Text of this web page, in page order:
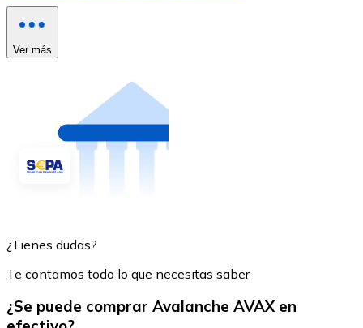
Ver más
¿Tienes dudas?
Te contamos todo lo que necesitas saber
¿Se puede comprar Avalanche AVAX en